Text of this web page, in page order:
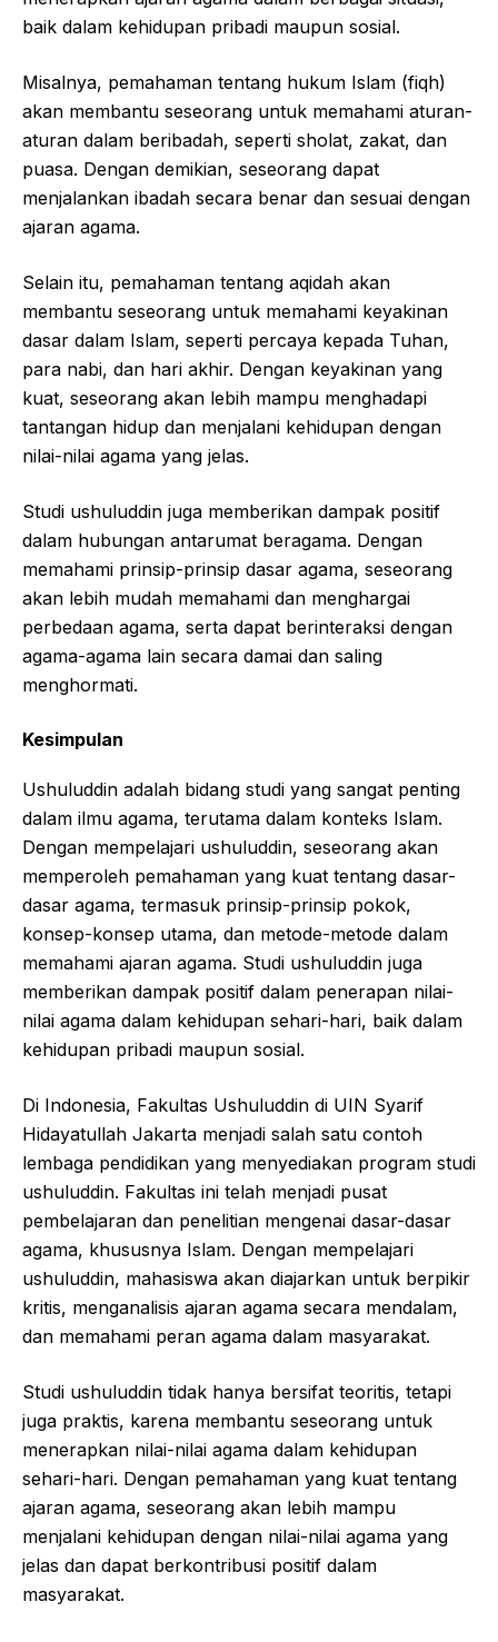
baik dalam kehidupan pribadi maupun sosial.
Misalnya, pemahaman tentang hukum Islam (fiqh)
akan membantu seseorang untuk memahami aturan-
aturan dalam beribadah, seperti sholat, zakat, dan
puasa. Dengan demikian, seseorang dapat
menjalankan ibadah secara benar dan sesuai dengan
ajaran agama.
Selain itu, pemahaman tentang aqidah akan
membantu seseorang untuk memahami keyakinan
dasar dalam Islam, seperti percaya kepada Tuhan,
para nabi, dan hari akhir. Dengan keyakinan yang
kuat, seseorang akan lebih mampu menghadapi
tantangan hidup dan menjalani kehidupan dengan
nilai-nilai agama yang jelas.
Studi ushuluddin juga memberikan dampak positif
dalam hubungan antarumat beragama. Dengan
memahami prinsip-prinsip dasar agama, seseorang
akan lebih mudah memahami dan menghargai
perbedaan agama, serta dapat berinteraksi dengan
agama-agama lain secara damai dan saling
menghormati.
Kesimpulan
Ushuluddin adalah bidang studi yang sangat penting
dalam ilmu agama, terutama dalam konteks Islam.
Dengan mempelajari ushuluddin, seseorang akan
memperoleh pemahaman yang kuat tentang dasar-
dasar agama, termasuk prinsip-prinsip pokok,
konsep-konsep utama, dan metode-metode dalam
memahami ajaran agama. Studi ushuluddin juga
memberikan dampak positif dalam penerapan nilai-
nilai agama dalam kehidupan sehari-hari, baik dalam
kehidupan pribadi maupun sosial.
Di Indonesia, Fakultas Ushuluddin di UIN Syarif
Hidayatullah Jakarta menjadi salah satu contoh
lembaga pendidikan yang menyediakan program studi
ushuluddin. Fakultas ini telah menjadi pusat
pembelajaran dan penelitian mengenai dasar-dasar
agama, khususnya Islam. Dengan mempelajari
ushuluddin, mahasiswa akan diajarkan untuk berpikir
kritis, menganalisis ajaran agama secara mendalam,
dan memahami peran agama dalam masyarakat.
Studi ushuluddin tidak hanya bersifat teoritis, tetapi
juga praktis, karena membantu seseorang untuk
menerapkan nilai-nilai agama dalam kehidupan
sehari-hari. Dengan pemahaman yang kuat tentang
ajaran agama, seseorang akan lebih mampu
menjalani kehidupan dengan nilai-nilai agama yang
jelas dan dapat berkontribusi positif dalam
masyarakat.